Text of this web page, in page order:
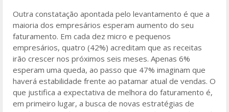
Outra constatação apontada pelo levantamento é que a
maioria dos empresários esperam aumento do seu
faturamento. Em cada dez micro e pequenos
empresários, quatro (42%) acreditam que as receitas
irão crescer nos próximos seis meses. Apenas 6%
esperam uma queda, ao passo que 47% imaginam que
haverá estabilidade frente ao patamar atual de vendas. O
que justifica a expectativa de melhora do faturamento é,
em primeiro lugar, a busca de novas estratégias de